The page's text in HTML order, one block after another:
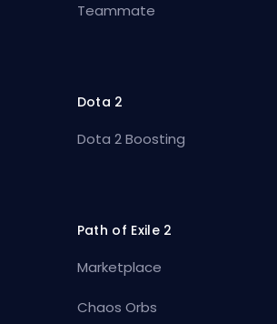
Teammate
Dota 2
Dota 2 Boosting
Path of Exile 2
Marketplace
Chaos Orbs